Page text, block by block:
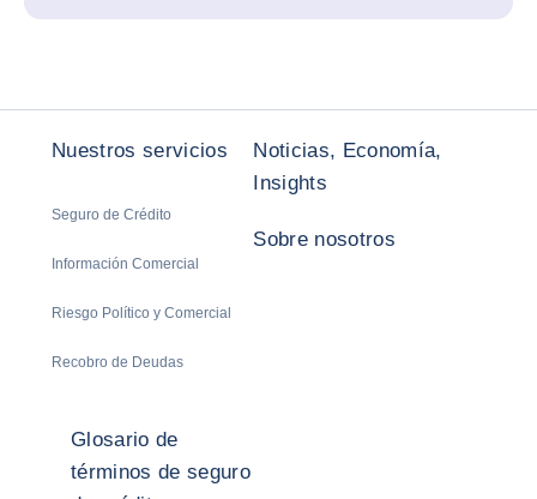
Nuestros servicios
Seguro de Crédito
Información Comercial
Riesgo Político y Comercial
Recobro de Deudas
Noticias, Economía,
Insights
Sobre nosotros
Glosario de
términos de seguro